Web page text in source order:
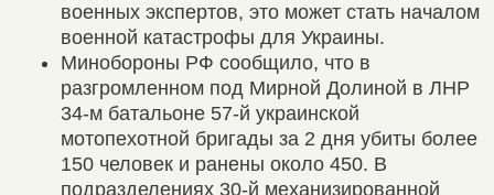
военных экспертов, это может стать началом
военной катастрофы для Украины.
Минобороны РФ сообщило, что в
разгромленном под Мирной Долиной в ЛНР
34-м батальоне 57-й украинской
мотопехотной бригады за 2 дня убиты более
150 человек и ранены около 450. В
подразделениях 30-й механизированной